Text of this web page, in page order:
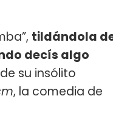
tildándola
decís algo
su insólito
, la comedia de